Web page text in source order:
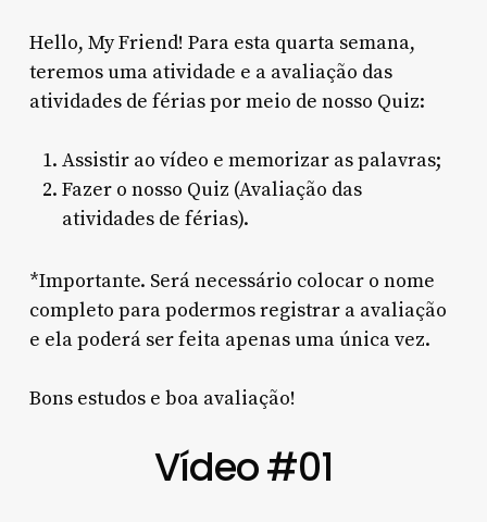
Hello, My Friend! Para esta quarta semana,
teremos uma atividade e a avaliação das
atividades de férias por meio de nosso Quiz:
Assistir ao vídeo e memorizar as palavras;
Fazer o nosso Quiz (Avaliação das
atividades de férias).
*Importante. Será necessário colocar o nome
completo para podermos registrar a avaliação
e ela poderá ser feita apenas uma única vez.
Bons estudos e boa avaliação!
Vídeo #01